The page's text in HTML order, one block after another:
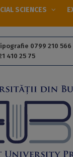
SCIENCES
0799 210
410 25 75